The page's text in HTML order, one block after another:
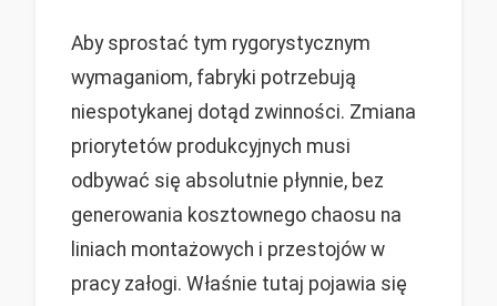
Aby sprostać tym rygorystycznym
wymaganiom, fabryki potrzebują
niespotykanej dotąd zwinności. Zmiana
priorytetów produkcyjnych musi
odbywać się absolutnie płynnie, bez
generowania kosztownego chaosu na
liniach montażowych i przestojów w
pracy załogi. Właśnie tutaj pojawia się